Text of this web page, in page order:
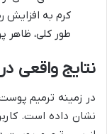
کرم به
طور کلی، ظاهر
نتایج
در زمینه ترمیم
نشان داده است.